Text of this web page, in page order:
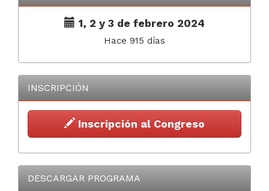
1, 2 y 3 de febrero 2024
Hace 915 días
INSCRIPCIÓN
Inscripción al Congreso
DESCARGAR PROGRAMA